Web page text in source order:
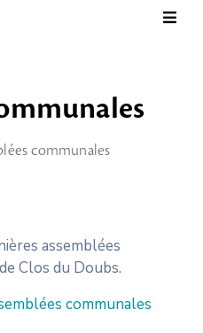
communales
assemblées
Clos du Doubs.
communales